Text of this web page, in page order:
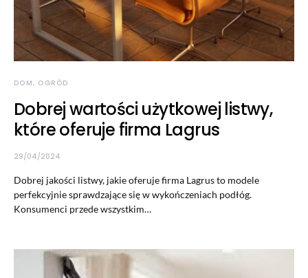
DOM, OGRÓD
Dobrej wartości użytkowej listwy,
które oferuje firma Lagrus
29/04/2024
Dobrej jakości listwy, jakie oferuje firma Lagrus to modele
perfekcyjnie sprawdzające się w wykończeniach podłóg.
Konsumenci przede wszystkim…